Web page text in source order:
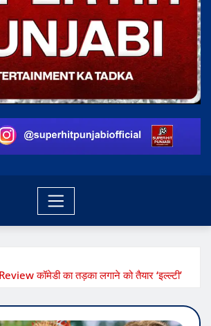
कॉमेडी का तड़का लगाने को तैयार ‘इल्ल्टी’